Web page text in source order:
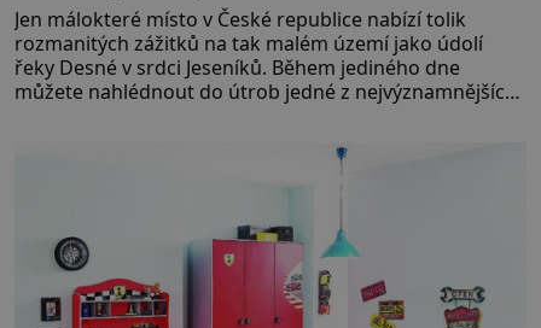
Jen málokteré místo v České republice nabízí tolik
rozmanitých zážitků na tak malém území jako údolí
řeky Desné v srdci Jeseníků. Během jediného dne
můžete nahlédnout do útrob jedné z nejvýznamnějších
poznáváním památek ve Velkých Losinách nebo v